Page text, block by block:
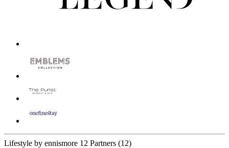
Lifestyle by ennismore 12 Partners (12)